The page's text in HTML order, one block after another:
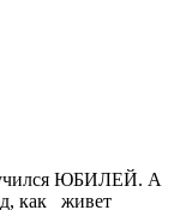
ЮБИЛЕЙ. А
как живет